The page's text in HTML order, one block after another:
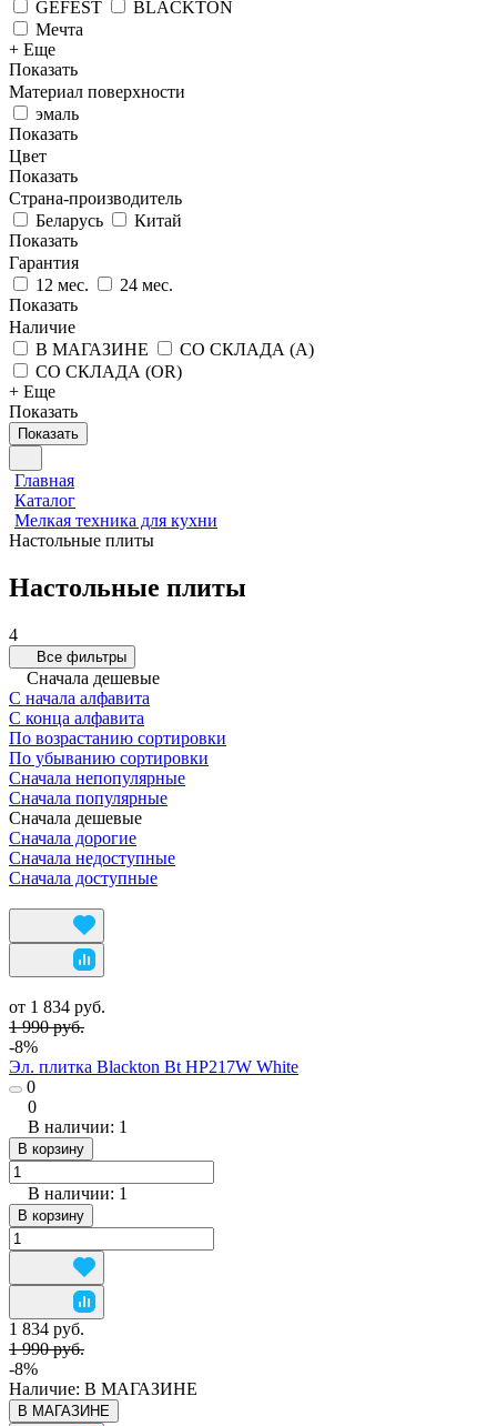
GEFEST
BLACKTON
Мечта
+ Еще
Показать
Материал поверхности
эмаль
Показать
Цвет
Показать
Страна-производитель
Беларусь
Китай
Показать
Гарантия
12 мес.
24 мес.
Показать
Наличие
В МАГАЗИНЕ
СО СКЛАДА (A)
СО СКЛАДА (OR)
+ Еще
Показать
Показать
Главная
Каталог
Мелкая техника для кухни
Настольные плиты
Настольные плиты
4
Все фильтры
Сначала дешевые
С начала алфавита
С конца алфавита
По возрастанию сортировки
По убыванию сортировки
Сначала непопулярные
Сначала популярные
Сначала дешевые
Сначала дорогие
Сначала недоступные
Сначала доступные
от 1 834 руб.
1 990 руб.
-8%
Эл. плитка Blackton Bt HP217W White
0
0
В наличии: 1
В корзину
В наличии: 1
В корзину
1 834 руб.
1 990 руб.
-8%
Наличие: В МАГАЗИНЕ
В МАГАЗИНЕ